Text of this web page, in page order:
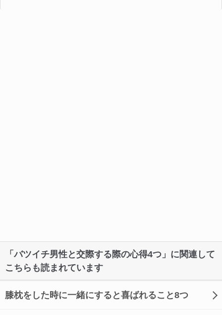
「バツイチ男性と交際する際の心得4つ」に関連して
こちらも読まれています
膝枕をした時に一緒にすると喜ばれること8つ